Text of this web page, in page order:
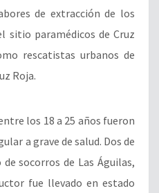
de extracción de los
sitio paramédicos de Cruz
rescatistas urbanos de
Roja.
los 18 a 25 años fueron
a grave de salud. Dos de
socorros de Las Águilas,
fue llevado en estado